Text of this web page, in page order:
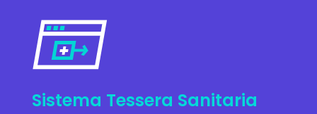
Sistema Tessera Sanitaria